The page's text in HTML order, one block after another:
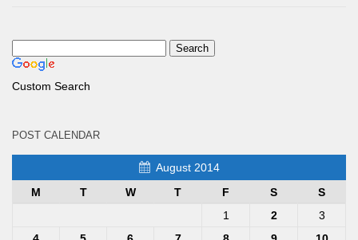
Custom Search
POST CALENDAR
August 2014
M
T W T F S
S
1
2
3